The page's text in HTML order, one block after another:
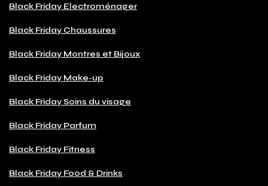
Black Friday Electroménager
Black Friday Chaussures
Black Friday Montres et Bijoux
Black Friday Make-up
Black Friday Soins du visage
Black Friday Parfum
Black Friday Fitness
Black Friday Food & Drinks